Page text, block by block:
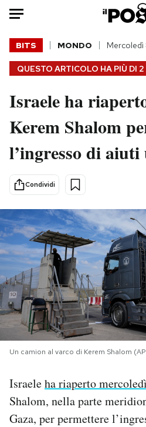
HOME
Italia
Politica
Tecnologia
Internet
Scienza
Economia
Sport
PODCAST
NEWSLETTER
SHOP
QUESTO ARTICOLO HA PIÙ DI 2
BITS MONDO
Israele ha
Kerem Shalom
l’ingresso di
Condividi
Un camion al varco di Kerem Shalom
Israeleha riaperto mercoledì
Shalom, nella parte
Gaza, per permettere